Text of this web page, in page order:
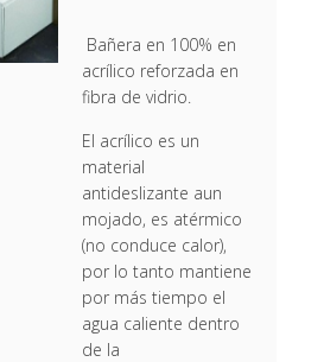
Bañera en 100% en
acrílico reforzada en
fibra de vidrio.
El acrílico es un
material
antideslizante aun
mojado, es atérmico
(no conduce calor),
por lo tanto mantiene
por más tiempo el
agua caliente dentro
de la